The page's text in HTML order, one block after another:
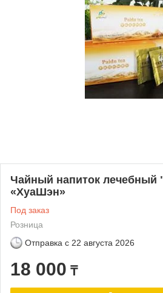
Чайный напиток лечебный
«ХуаШэн»
Под заказ
Розница
Отправка с 22 августа 2026
18 000 ₸